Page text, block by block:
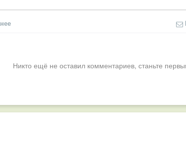
Никто ещё не оставил комментариев, станьте